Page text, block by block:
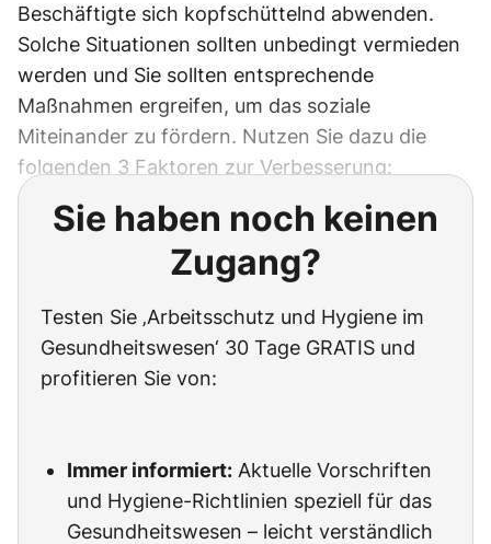
Beschäftigte sich kopfschüttelnd abwenden.
Solche Situationen sollten unbedingt vermieden
werden und Sie sollten entsprechende
Maßnahmen ergreifen, um das soziale
Miteinander zu fördern. Nutzen Sie dazu die
folgenden 3 Faktoren zur Verbesserung:
Sie haben noch keinen
Zugang?
Testen Sie ‚Arbeitsschutz und Hygiene im
Gesundheitswesen‘ 30 Tage GRATIS und
profitieren Sie von:
Immer informiert: Aktuelle Vorschriften
und Hygiene-Richtlinien speziell für das
Gesundheitswesen – leicht verständlich